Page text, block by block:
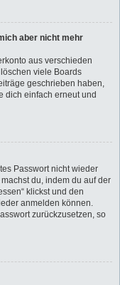
aber nicht mehr
aus verschieden
viele Boards
geschrieben haben,
dich einfach erneut und
Passwort nicht wieder
du, indem du auf der
klickst und den
anmelden können.
zurückzusetzen, so